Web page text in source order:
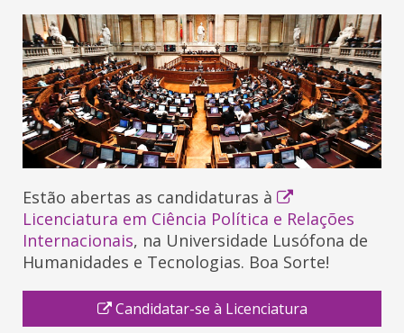
Estão abertas as candidaturas à
Licenciatura em Ciência Política e Relações
Internacionais, na Universidade Lusófona de
Humanidades e Tecnologias. Boa Sorte!
Candidatar-se à Licenciatura